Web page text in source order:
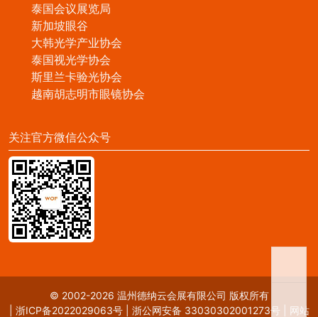
泰国会议展览局
新加坡眼谷
大韩光学产业协会
泰国视光学协会
斯里兰卡验光协会
越南胡志明市眼镜协会
关注官方微信公众号
© 2002-2026 温州德纳云会展有限公司 版权所有
浙ICP备2022029063号| 浙公网安备 33030302001273号 网站